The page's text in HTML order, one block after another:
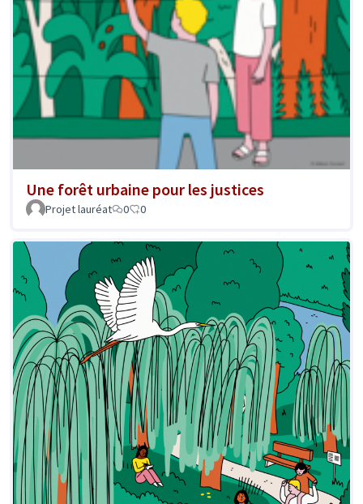
Une forêt urbaine pour les justices
Projet lauréat 0 0